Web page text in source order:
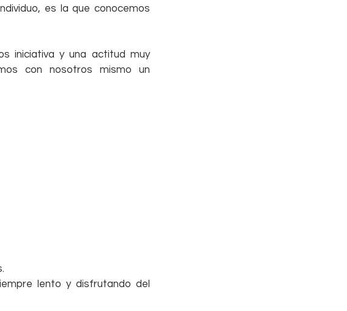
es la que conocemos
iniciativa y una actitud muy
con nosotros mismo un
lento y disfrutando del